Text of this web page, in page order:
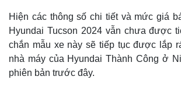
Quan sát
Cuộc sống đó đây
Hồ sơ
Video
Ảnh
E-
Infographic
Hiện các thông số chi tiết và mức giá
Hyundai Tucson 2024 vẫn chưa được
chắn mẫu xe này sẽ tiếp tục được lắp
nhà máy của Hyundai Thành Công ở
phiên bản trước đây.